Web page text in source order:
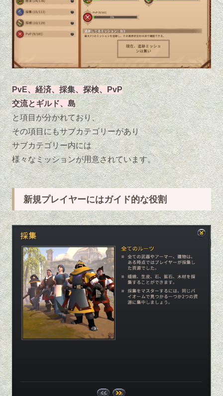
PvE、経済、採集、探検、PvP
交流とギルド、島
と項目が分かれており、
その項目にもサブカテゴリーがあり
サブカテゴリー内には
様々なミッションが用意されています。
新規プレイヤーにはガイド的な役割